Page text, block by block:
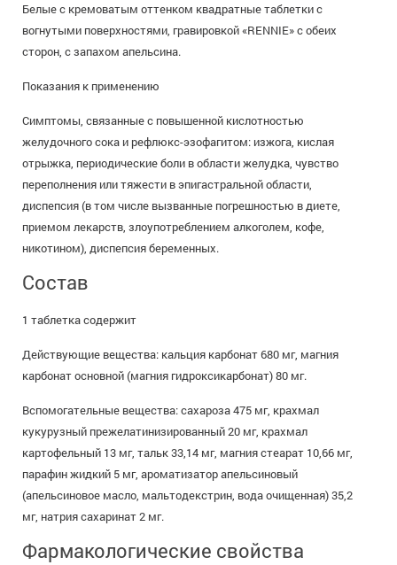
Белые с кремоватым оттенком квадратные таблетки с
вогнутыми поверхностями, гравировкой «RENNIE» c обеих
сторон, с запахом апельсина.
Показания к применению
Симптомы, связанные с повышенной кислотностью
желудочного сока и рефлюкс-эзофагитом: изжога, кислая
отрыжка, периодические боли в области желудка, чувство
переполнения или тяжести в эпигастральной области,
диспепсия (в том числе вызванные погрешностью в диете,
приемом лекарств, злоупотреблением алкоголем, кофе,
никотином), диспепсия беременных.
Состав
1 таблетка содержит
Действующие вещества: кальция карбонат 680 мг, магния
карбонат основной (магния гидроксикарбонат) 80 мг.
Вспомогательные вещества: сахароза 475 мг, крахмал
кукурузный прежелатинизированный 20 мг, крахмал
картофельный 13 мг, тальк 33,14 мг, магния стеарат 10,66 мг,
парафин жидкий 5 мг, ароматизатор апельсиновый
(апельсиновое масло, мальтодекстрин, вода очищенная) 35,2
мг, натрия сахаринат 2 мг.
Фармакологические свойства